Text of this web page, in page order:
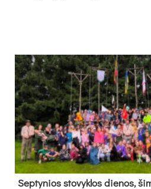
Sep­ty­nios sto­vyk­los die­nos,